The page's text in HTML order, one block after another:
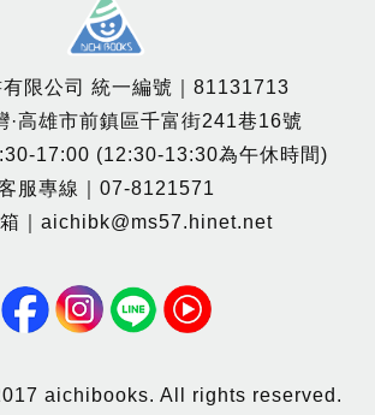
限公司 統一編號｜81131713
·高雄市前鎮區千富街241巷16號
17:00 (12:30-13:30為午休時間)
服專線｜07-8121571
｜aichibk@ms57.hinet.net
aichibooks. All rights reserved.